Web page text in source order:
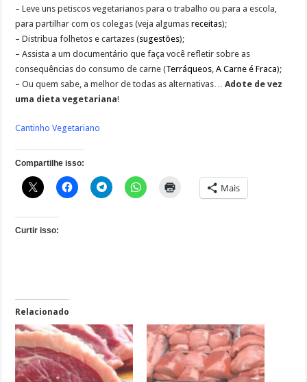
– Leve uns petiscos vegetarianos para o trabalho ou para a escola,
para partilhar com os colegas (veja algumasreceitas);
– Distribua folhetos e cartazes (sugestões);
– Assista a um documentário que faça você refletir sobre as
consequências do consumo de carne (Terráqueos,A Carne é Fraca);
– Ou quem sabe, a melhor de todas as alternativas…Adote de vez
uma dieta vegetariana!
Cantinho Vegetariano
Compartilhe isso:
Mais
Curtir isso:
Relacionado